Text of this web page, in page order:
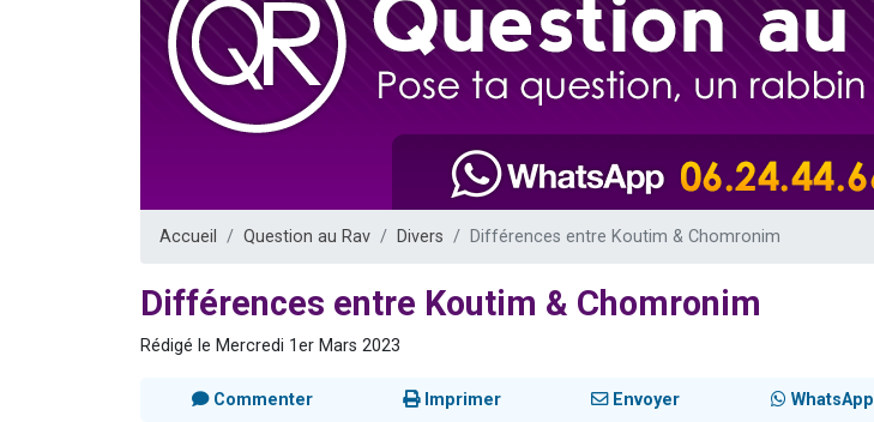
Il reste 49 places pour étudier en groupe sur Zoom
2 personnes viennent de nous rejoindre sur WhatsApp
2 nouvelles musiques dans Torah-Box Music
6 personnes viennent de nous rejoindre sur WhatsApp
Accueil Question au Rav Divers Différences entre Koutim & Chomronim
Différences entre Koutim & Chomronim
Rédigé le Mercredi 1er Mars 2023
Commenter Imprimer Envoyer WhatsApp